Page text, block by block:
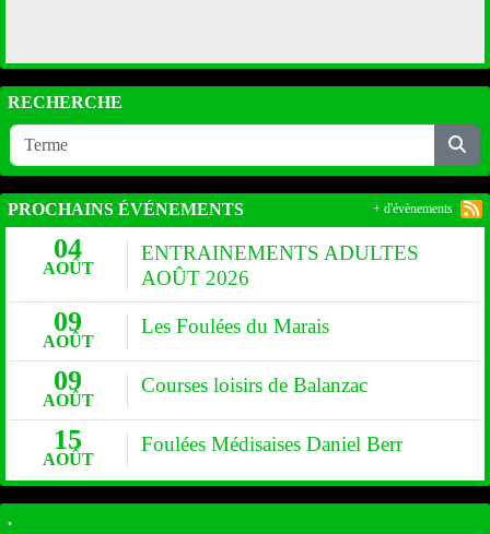
RECHERCHE
PROCHAINS ÉVÉNEMENTS
04
AOÛT
ENTRAINEMENTS ADULTES
AOÛT 2026
09
AOÛT
Les Foulées du Marais
09
AOÛT
Courses loisirs de Balanzac
15
AOÛT
Foulées Médisaises Daniel Berr
+ d'évènements
.